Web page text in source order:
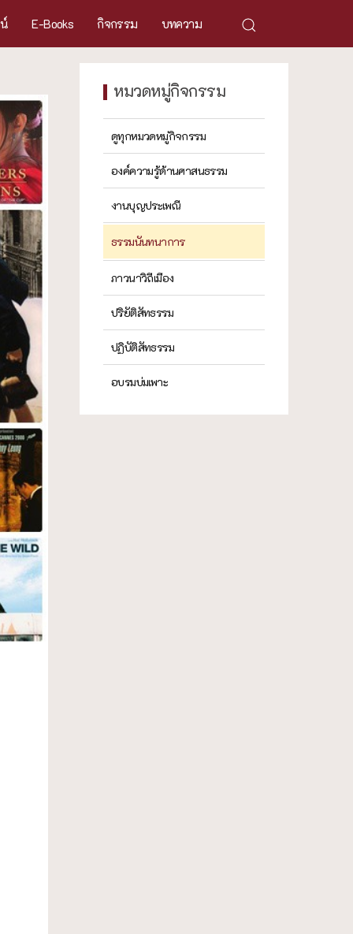
E-Books กิจกรรม บทความ
หมวดหมู่กิจกรรม
ดูทุกหมวดหมู่กิจกรรม
องค์ความรู้ด้านศาสนธรรม
งานบุญประเพณี
ธรรมนันทนาการ
ภาวนาวิถีเมือง
ปริยัติสัทธรรม
ปฏิบัติสัทธรรม
อบรมบ่มเพาะ